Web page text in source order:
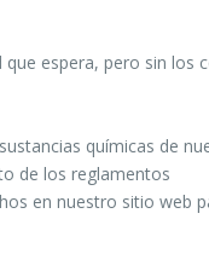
espera, pero sin los
químicas de
de los reglamentos
en nuestro sitio web